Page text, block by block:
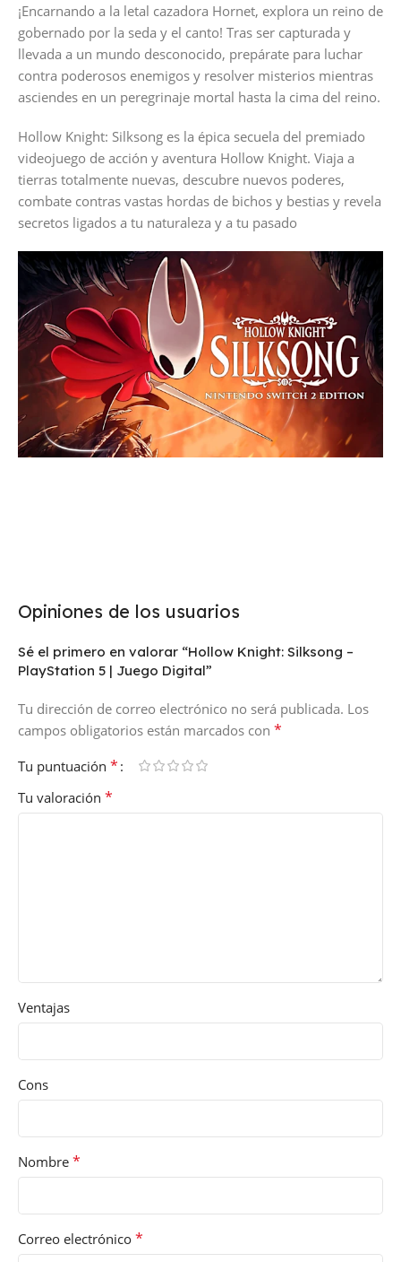
¡Encarnando a la letal cazadora Hornet, explora un reino de
gobernado por la seda y el canto! Tras ser capturada y
llevada a un mundo desconocido, prepárate para luchar
contra poderosos enemigos y resolver misterios mientras
asciendes en un peregrinaje mortal hasta la cima del reino.
Hollow Knight: Silksong es la épica secuela del premiado
videojuego de acción y aventura Hollow Knight. Viaja a
tierras totalmente nuevas, descubre nuevos poderes,
combate contras vastas hordas de bichos y bestias y revela
secretos ligados a tu naturaleza y a tu pasado
Opiniones de los usuarios
Sé el primero en valorar “Hollow Knight: Silksong –
PlayStation 5 | Juego Digital”
Tu dirección de correo electrónico no será publicada. Los
campos obligatorios están marcados con *
Tu puntuación *
Tu valoración *
Ventajas
Cons
Nombre *
Correo electrónico *